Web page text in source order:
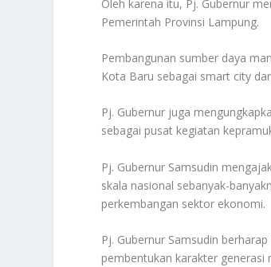
Oleh karena itu, Pj. Gubernur
Pemerintah Provinsi Lampung.
Pembangunan sumber daya
Kota Baru sebagai smart city
Pj. Gubernur juga
sebagai pusat kegiatan
Pj. Gubernur Samsudin
skala nasional sebanyak-
perkembangan sektor ekonomi.
Pj. Gubernur Samsudin
pembentukan karakter generasi